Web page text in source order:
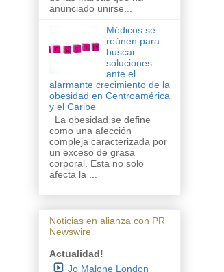
anunciado unirse...
Médicos se
reúnen para
buscar
soluciones
ante el
alarmante crecimiento de la
obesidad en Centroamérica
y el Caribe
La obesidad se define
como una afección
compleja caracterizada por
un exceso de grasa
corporal. Esta no solo
afecta la ...
Noticias en alianza con PR
Newswire
Actualidad!
Jo Malone London